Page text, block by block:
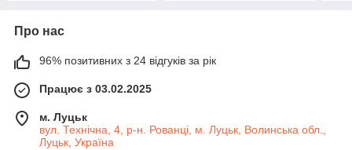
Про нас
96% позитивних з 24 відгуків за рік
Працює з 03.02.2025
м. Луцьк
вул. Технічна, 4, р-н. Рованці, м. Луцьк, Волинська обл.,
Луцьк, Україна